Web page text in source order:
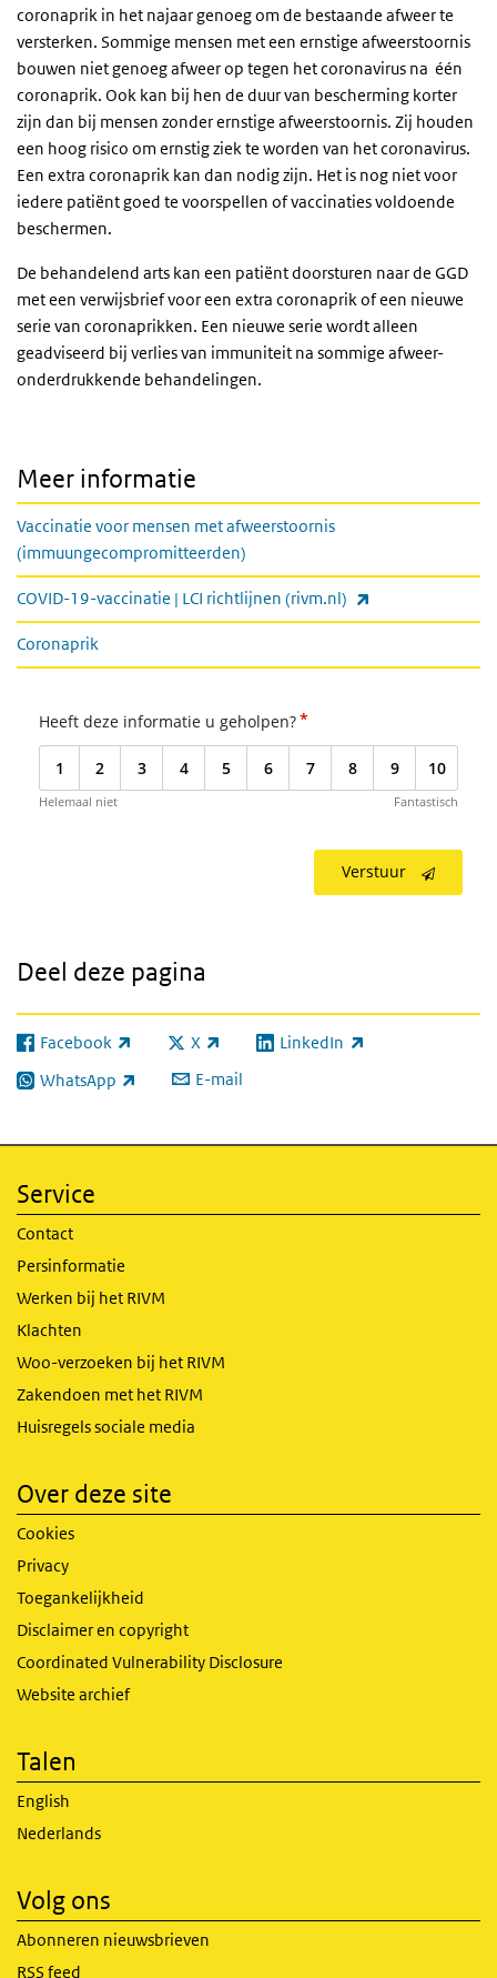
coronaprik in het najaar genoeg om de bestaande afweer te
versterken. Sommige mensen met een ernstige afweerstoornis
bouwen niet genoeg afweer op tegen het coronavirus na één
coronaprik. Ook kan bij hen de duur van bescherming korter
zijn dan bij mensen zonder ernstige afweerstoornis. Zij houden
een hoog risico om ernstig ziek te worden van het coronavirus.
Een extra coronaprik kan dan nodig zijn. Het is nog niet voor
iedere patiënt goed te voorspellen of vaccinaties voldoende
beschermen.
De behandelend arts kan een patiënt doorsturen naar de GGD
met een verwijsbrief voor een extra coronaprik of een nieuwe
serie van coronaprikken. Een nieuwe serie wordt alleen
geadviseerd bij verlies van immuniteit na sommige afweer-
onderdrukkende behandelingen.
Meer informatie
Vaccinatie voor mensen met afweerstoornis
(immuungecompromitteerden)
COVID-19-vaccinatie | LCI richtlijnen (rivm.nl)
Coronaprik
Heeft deze informatie u geholpen?*
1 2 3 4 5 6 7 8 9 10
Helemaal niet Fantastisch
Verstuur
Deel deze pagina
Facebook
(externe link) X
(externe link) LinkedIn
(externe link)
WhatsApp
(externe link) E-mail
Service
Contact
Persinformatie
Werken bij het RIVM
Klachten
Woo-verzoeken bij het RIVM
Zakendoen met het RIVM
Huisregels sociale media
Over deze site
Cookies
Privacy
Toegankelijkheid
Disclaimer en copyright
Coordinated Vulnerability Disclosure
Website archief
Talen
English
Nederlands
Volg ons
Abonneren nieuwsbrieven
RSS feed